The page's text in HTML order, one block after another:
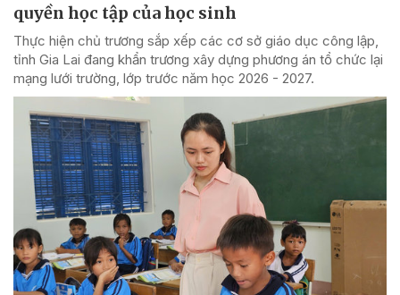
quyền học tập của học sinh
Thực hiện chủ trương sắp xếp các cơ sở giáo dục công lập,
tỉnh Gia Lai đang khẩn trương xây dựng phương án tổ chức lại
mạng lưới trường, lớp trước năm học 2026 - 2027.